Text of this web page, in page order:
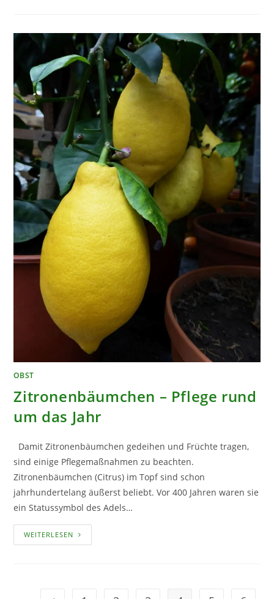
OBST
Zitronenbäumchen – Pflege rund
um das Jahr
Damit Zitronenbäumchen gedeihen und Früchte tragen,
sind einige Pflegemaßnahmen zu beachten.
Zitronenbäumchen (Citrus) im Topf sind schon
jahrhundertelang äußerst beliebt. Vor 400 Jahren waren sie
ein Statussymbol des Adels…
WEITERLESEN ZITRONENBÄUMCHEN
–